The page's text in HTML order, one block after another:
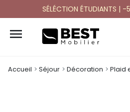
SÉLÉCTION ÉTUDIANTS | -

Accueil Séjour Décoration Plaid